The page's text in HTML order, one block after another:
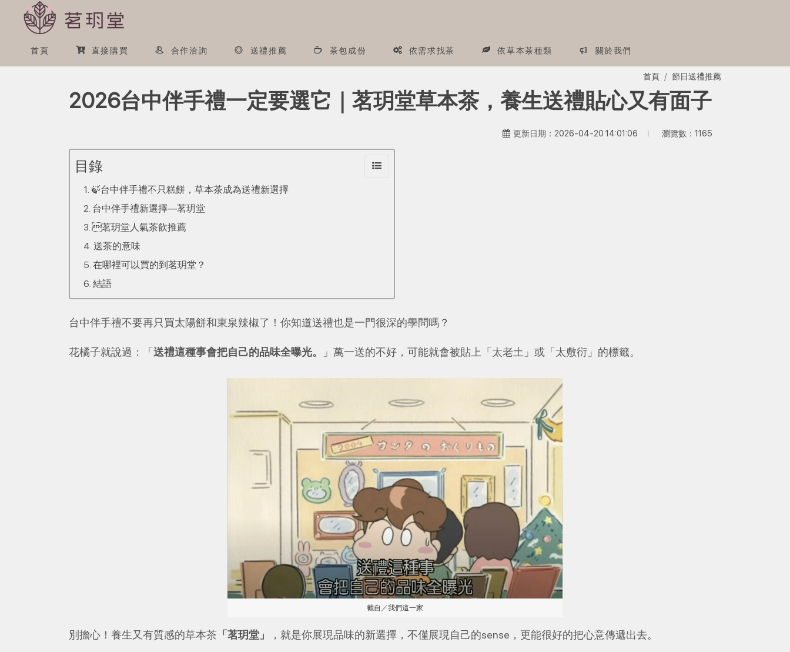
首頁 直接購買 合作洽詢 送禮推薦 茶包成份 依需求找茶 依草本茶種類 關於我們
首頁 節日送禮推薦
2026台中伴手禮一定要選它｜茗玥堂草本茶，養生送禮貼心又有面子
更新日期：2026-04-20 14:01:06 瀏覽數：1165
目錄
🍃台中伴手禮不只糕餅，草本茶成為送禮新選擇
台中伴手禮新選擇—茗玥堂
茗玥堂人氣茶飲推薦
送茶的意味
在哪裡可以買的到茗玥堂？
結語
台中伴手禮不要再只買太陽餅和東泉辣椒了！你知道送禮也是一門很深的學問嗎？
花橘子就說過：「 送禮這種事會把自己的品味全曝光。 」萬一送的不好，可能就會被貼上「太老土」或「太敷衍」的標籤。
截自／我們這一家
別擔心！養生又有質感的草本茶 「茗玥堂」 ，就是你展現品味的新選擇，不僅展現自己的sense，更能很好的把心意傳遞出去。